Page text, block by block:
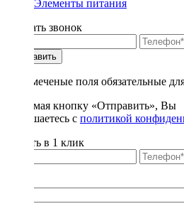
Элементы питания
Заказать звонок
Отправить
* - отмеченые поля обязательные
Нажимая кнопку «Отправить», Вы
соглашаетесь с политикой
Купить в 1 клик